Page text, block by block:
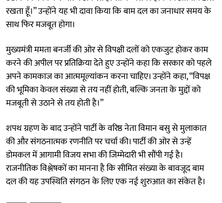
रखता हूँ।” उन्होंने यह भी दावा किया कि बाम दल का जनाधार समय के
साथ फिर मजबूत होगा।
मुख्यमंत्री ममता बनर्जी की ओर से विपक्षी दलों को एकजुट होकर काम
करने की अपील पर प्रतिक्रिया देते हुए उन्होंने कहा कि सरकार को पहले
अपने कामकाज का आत्ममूल्यांकन करना चाहिए। उन्होंने कहा, “विपक्ष
की भूमिका केवल संख्या से तय नहीं होती, बल्कि जनता के मुद्दों को
मजबूती से उठाने से तय होती है।”
शपथ ग्रहण के बाद उन्होंने पार्टी के वरिष्ठ नेता विमान बसु से मुलाकात
की और संगठनात्मक रणनीति पर चर्चा की। पार्टी की ओर से उन्हें
डोमकल में आगामी विजय सभा की जिम्मेदारी भी सौंपी गई है।
राजनीतिक विश्लेषकों का मानना है कि सीमित संख्या के बावजूद बाम
दल की यह उपस्थिति संगठन के लिए एक नई शुरुआत का संकेत है।